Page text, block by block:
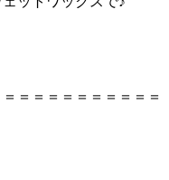
＝＝＝＝＝＝＝＝＝＝